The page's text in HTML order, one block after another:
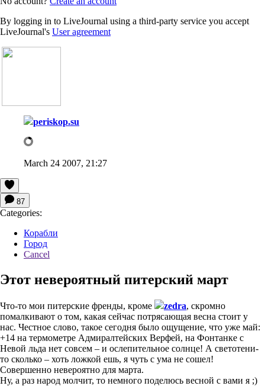
By logging in to LiveJournal using a third-party service you accept
LiveJournal's User agreement
periskop.su
March 24 2007, 21:27
87
Categories:
Корабли
Город
Cancel
Этот невероятный питерский март
Что-то мои питерские френды, кроме zedra, скромно
помалкивают о том, какая сейчас потрясающая весна стоит у
нас. Честное слово, такое сегодня было ощущение, что уже май:
+14 на термометре Адмиралтейских Верфей, на Фонтанке с
Невой льда нет совсем – и ослепительное солнце! А светотени-
то сколько – хоть ложкой ешь, я чуть с ума не сошел!
Совершенно невероятно для марта.
Ну, а раз народ молчит, то немного поделюсь весной с вами я ;)